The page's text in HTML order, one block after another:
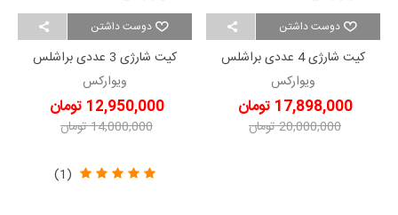
دوست داشتن
کیت شارژی 4 عددی براشلس
ویوارکس VR2404-BCKویوارکس
17,898,000 تومان
20,000,000 تومان
دوست داشتن
کیت شارژی 3 عددی براشلس
ویوارکس VR2403-BCKویوارکس
12,950,000 تومان
14,000,000 تومان
(1)